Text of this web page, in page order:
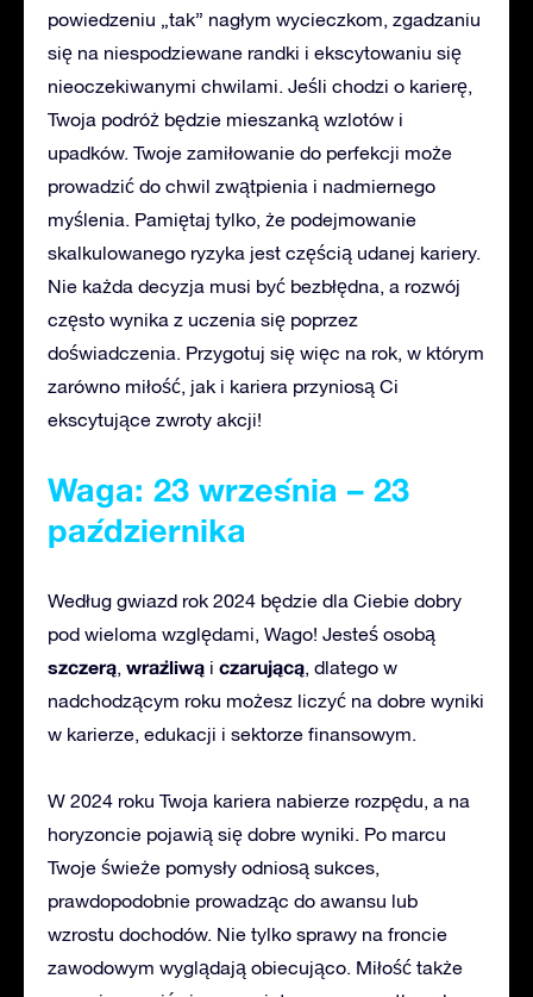
powiedzeniu „tak” nagłym wycieczkom, zgadzaniu
się na niespodziewane randki i ekscytowaniu się
nieoczekiwanymi chwilami. Jeśli chodzi o karierę,
Twoja podróż będzie mieszanką wzlotów i
upadków. Twoje zamiłowanie do perfekcji może
prowadzić do chwil zwątpienia i nadmiernego
myślenia. Pamiętaj tylko, że podejmowanie
skalkulowanego ryzyka jest częścią udanej kariery.
Nie każda decyzja musi być bezbłędna, a rozwój
często wynika z uczenia się poprzez
doświadczenia. Przygotuj się więc na rok, w którym
zarówno miłość, jak i kariera przyniosą Ci
ekscytujące zwroty akcji!
Waga: 23 września – 23
października
Według gwiazd rok 2024 będzie dla Ciebie dobry
pod wieloma względami, Wago! Jesteś osobą
szczerą, wrażliwą i czarującą, dlatego w
nadchodzącym roku możesz liczyć na dobre wyniki
w karierze, edukacji i sektorze finansowym.
W 2024 roku Twoja kariera nabierze rozpędu, a na
horyzoncie pojawią się dobre wyniki. Po marcu
Twoje świeże pomysły odniosą sukces,
prawdopodobnie prowadząc do awansu lub
wzrostu dochodów. Nie tylko sprawy na froncie
zawodowym wyglądają obiecująco. Miłość także